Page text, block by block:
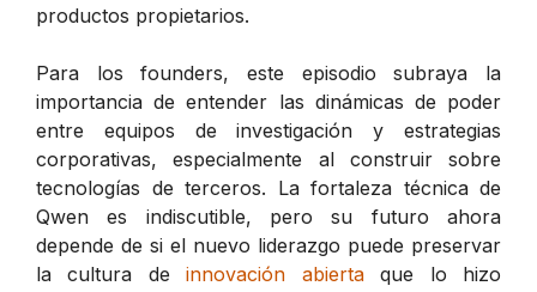
productos propietarios.
Para los founders, este episodio subraya la
importancia de entender las dinámicas de poder
entre equipos de investigación y estrategias
corporativas, especialmente al construir sobre
tecnologías de terceros. La fortaleza técnica de
Qwen es indiscutible, pero su futuro ahora
depende de si el nuevo liderazgo puede preservar
la cultura deinnovación abiertaque lo hizo